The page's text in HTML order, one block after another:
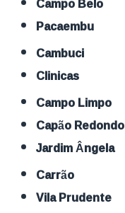
Pacaembu
Cambuci
Clinicas
Campo Limpo
Capão Redondo
Jardim Ângela
Carrão
Vila Prudente